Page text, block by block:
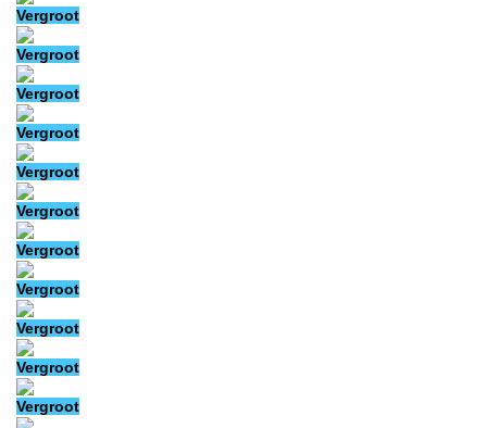
Vergroot
Vergroot
Vergroot
Vergroot
Vergroot
Vergroot
Vergroot
Vergroot
Vergroot
Vergroot
Vergroot